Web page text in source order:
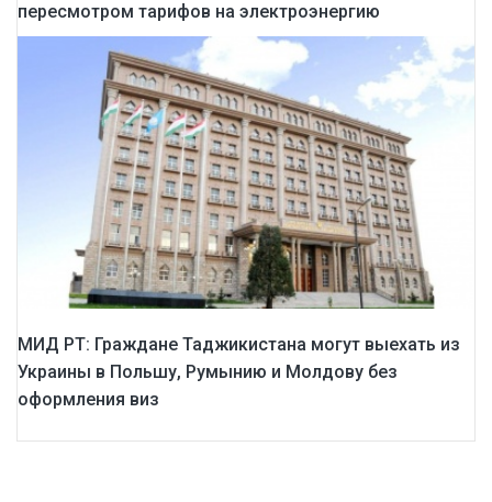
пересмотром тарифов на электроэнергию
МИД РТ: Граждане Таджикистана могут выехать из
Украины в Польшу, Румынию и Молдову без
оформления виз